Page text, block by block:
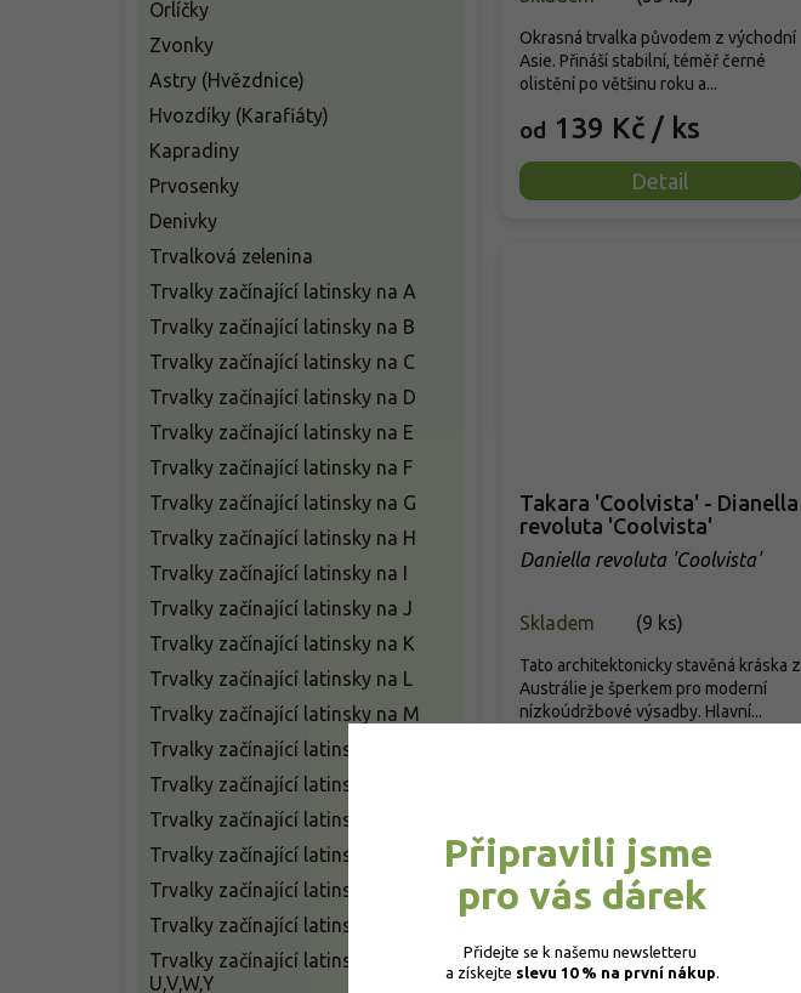
Orlíčky
Zvonky
Astry (Hvězdnice)
Hvozdíky (Karafiáty)
Kapradiny
Prvosenky
Denivky
Trvalková zelenina
Trvalky začínající latinsky na A
Trvalky začínající latinsky na B
Trvalky začínající latinsky na C
Trvalky začínající latinsky na D
Trvalky začínající latinsky na E
Trvalky začínající latinsky na F
Trvalky začínající latinsky na G
Trvalky začínající latinsky na H
Trvalky začínající latinsky na I
Trvalky začínající latinsky na J
Trvalky začínající latinsky na K
Trvalky začínající latinsky na L
Trvalky začínající latinsky na M
Trvalky začínající latinsky na N
Trvalky začínající latinsky na O
Trvalky začínající latinsky na P
Trvalky začínající latinsky na R
Trvalky začínající latinsky na S
Trvalky začínající latinsky na T
Trvalky začínající latinsky na
U,V,W,Y
od 139 Kč / ks
Detail
Okrasná trvalka původem z východní
Asie. Přináší stabilní, téměř černé
olistění po většinu roku a...
Takara 'Coolvista' - Dianella
revoluta 'Coolvista'
Daniella revoluta 'Coolvista'
Skladem (9 ks)
Tato architektonicky stavěná kráska z
Austrálie je šperkem pro moderní
nízkoúdržbové výsadby. Hlavní...
Připravili jsme
pro vás dárek
Přidejte se k našemu newsletteru
a získejte slevu 10 % na první nákup.